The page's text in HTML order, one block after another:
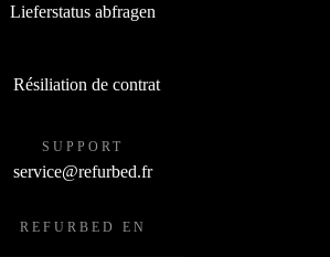
Lieferstatus abfragen
Résiliation de contrat
SUPPORT
service@refurbed.fr
REFURBED EN